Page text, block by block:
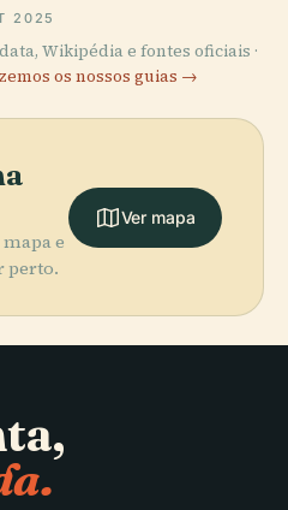
2025
Wikipédia e fontes oficiais ·
os nossos guias →
e
perto.
Ver mapa